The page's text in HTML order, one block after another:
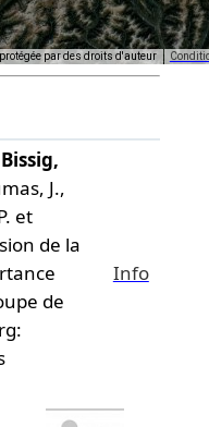
protégée par des droits d'auteur
Bissig,
J.,
et
de la
de
Info